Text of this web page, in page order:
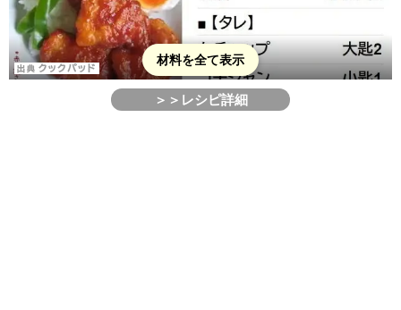
材料を全て表示
＞＞レシピ詳細